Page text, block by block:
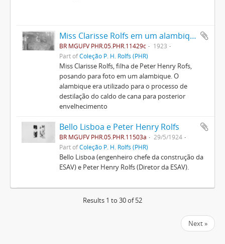
Miss Clarisse Rolfs em um alambique
BR MGUFV PHR.05.PHR.11429c
1923
Part ofColeção P. H. Rolfs (PHR)
Miss Clarisse Rolfs, filha de Peter Henry Rofs,
posando para foto em um alambique. O
alambique era utilizado para o processo de
destilação do caldo de cana para posterior
envelhecimento
Bello Lisboa e Peter Henry Rolfs
BR MGUFV PHR.05.PHR.11503a
29/5/1924
Part ofColeção P. H. Rolfs (PHR)
Bello Lisboa (engenheiro chefe da construção da
ESAV) e Peter Henry Rolfs (Diretor da ESAV).
Results 1 to 30 of 52
Next »